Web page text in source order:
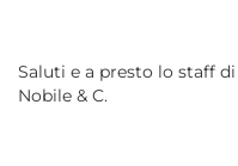
Saluti e a presto lo staff
Nobile & C.